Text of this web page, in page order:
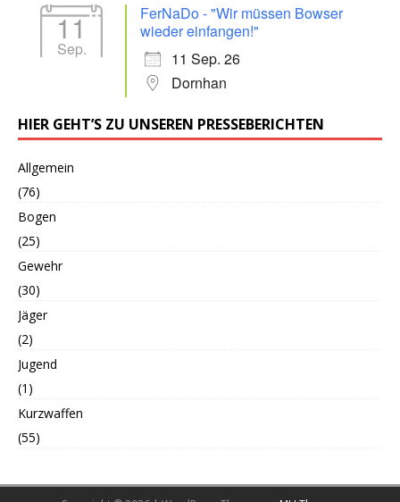
11
Sep.
FerNaDo - "Wir müssen Bowser
wieder einfangen!"
11 Sep. 26
Dornhan
HIER GEHT’S ZU UNSEREN PRESSEBERICHTEN
Allgemein
(76)
Bogen
(25)
Gewehr
(30)
Jäger
(2)
Jugend
(1)
Kurzwaffen
(55)